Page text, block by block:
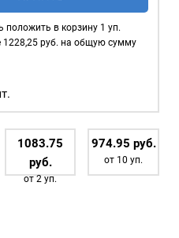
положить в корзину 1 уп.
1228,25 руб. на общую сумму
1083.75
руб.
от 2 уп.
974.95 руб.
от 10 уп.